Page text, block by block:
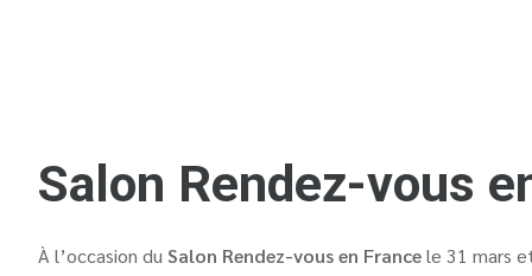
Salon Rendez-vous
À l’occasion du Salon Rendez-vous en Francele 31 mars